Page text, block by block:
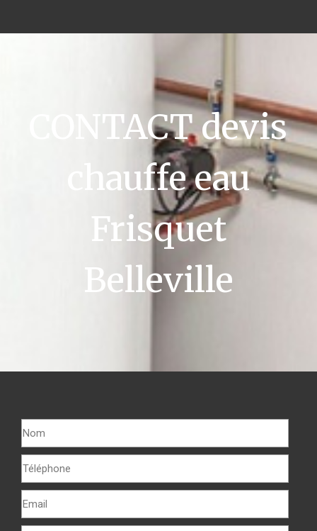
CONTACT devis
chauffe eau
Frisquet
Belleville